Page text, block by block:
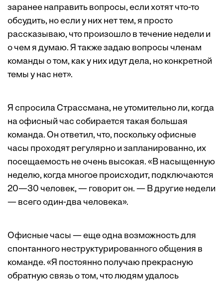
заранее направить вопросы, если хотят что-то
обсудить, но если у них нет тем, я просто
рассказываю, что произошло в течение недели и
о чем я думаю. Я также задаю вопросы членам
команды о том, как у них идут дела, но конкретной
темы у нас нет».
Я спросила Страссмана, не утомительно ли, когда
на офисный час собирается такая большая
команда. Он ответил, что, поскольку офисные
часы проходят регулярно и запланированно, их
посещаемость не очень высокая. «В насыщенную
неделю, когда многое происходит, подключаются
20—30 человек, — говорит он. — В другие недели
— всего один-два человека».
Офисные часы — еще одна возможность для
спонтанного неструктурированного общения в
команде. «Я постоянно получаю прекрасную
обратную связь о том, что людям удалось